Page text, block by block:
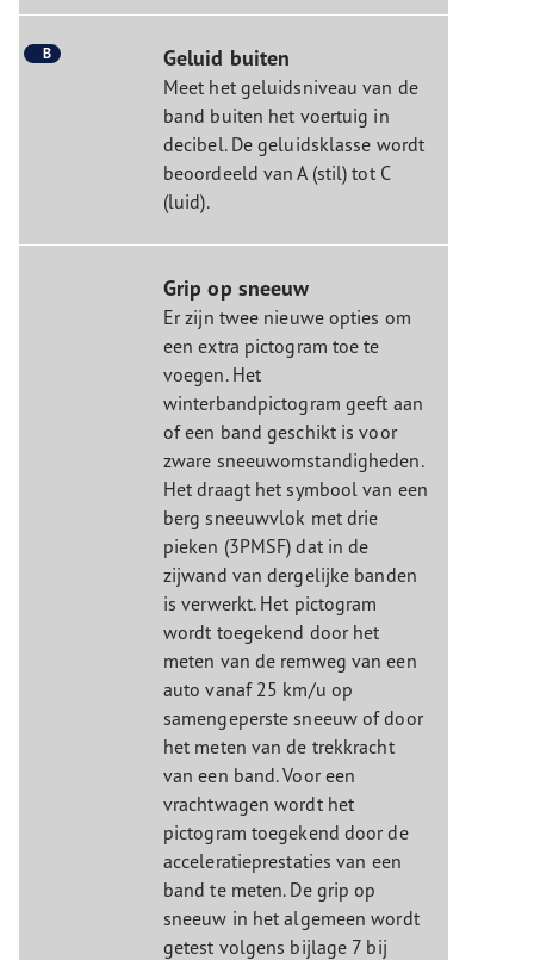
B Geluid buiten
Meet het geluidsniveau van de
band buiten het voertuig in
decibel. De geluidsklasse wordt
beoordeeld van A (stil) tot C
(luid).
Grip op sneeuw
Er zijn twee nieuwe opties om
een extra pictogram toe te
voegen. Het
winterbandpictogram geeft aan
of een band geschikt is voor
zware sneeuwomstandigheden.
Het draagt het symbool van een
berg sneeuwvlok met drie
pieken (3PMSF) dat in de
zijwand van dergelijke banden
is verwerkt. Het pictogram
wordt toegekend door het
meten van de remweg van een
auto vanaf 25 km/u op
samengeperste sneeuw of door
het meten van de trekkracht
van een band. Voor een
vrachtwagen wordt het
pictogram toegekend door de
acceleratieprestaties van een
band te meten. De grip op
sneeuw in het algemeen wordt
getest volgens bijlage 7 bij